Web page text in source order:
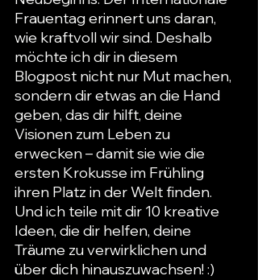
Frauentag erinnert uns daran,
wie kraftvoll wir sind. Deshalb
möchte ich dir in diesem
Blogpost nicht nur Mut machen,
sondern dir etwas an die Hand
geben, das dir hilft, deine
Visionen zum Leben zu
erwecken – damit sie wie die
ersten Krokusse im Frühling
ihren Platz in der Welt finden.
Und ich teile mit dir 10 kreative
Ideen, die dir helfen, deine
Träume zu verwirklichen und
über dich hinauszuwachsen! :)